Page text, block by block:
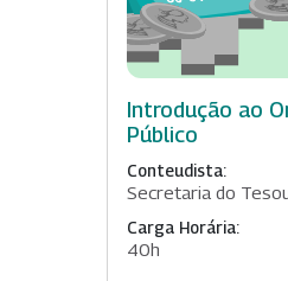
Introdução ao
Público
Conteudista:
Secretaria do
Carga Horária:
40h